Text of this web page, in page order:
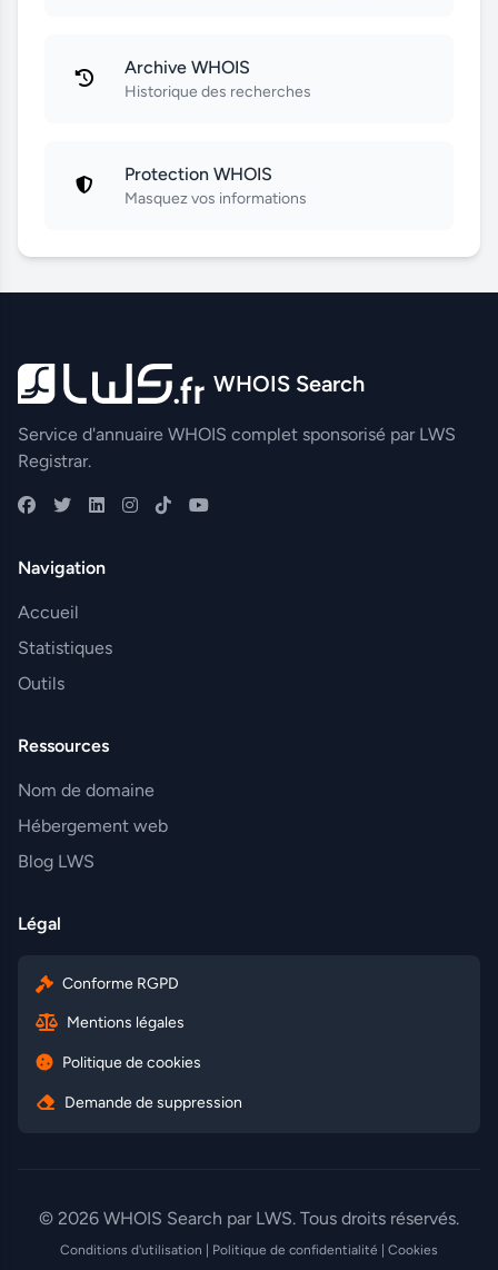
Archive WHOIS
Historique des recherches
Protection WHOIS
Masquez vos informations
WHOIS Search
Service d'annuaire WHOIS complet sponsorisé par LWS
Registrar.
Navigation
Accueil
Statistiques
Outils
Ressources
Nom de domaine
Hébergement web
Blog LWS
Légal
Conforme RGPD
Mentions légales
Politique de cookies
Demande de suppression
© 2026 WHOIS Search par LWS. Tous droits réservés.
Conditions d'utilisation Politique de confidentialité Cookies